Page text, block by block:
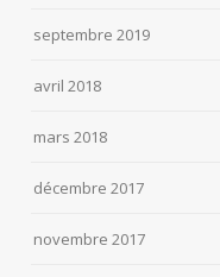
septembre 2019
avril 2018
mars 2018
décembre 2017
novembre 2017